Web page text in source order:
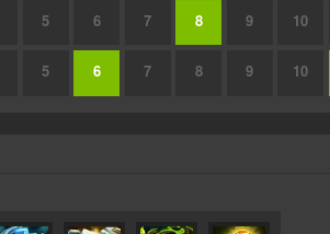
5 6 7 8 9 10
5 6 7 8 9 10